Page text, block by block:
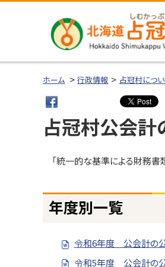
メ
北海道占
村
ホーム 行政情報 占冠村につ
占冠村公会計
ページ内目次
度
別
問
「統一的な基準による財務書
年度別一覧
令和6年度 公会計の
令和5年度 公会計の
戻